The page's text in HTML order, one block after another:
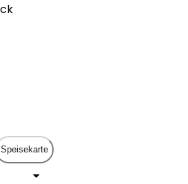
Speisekarte